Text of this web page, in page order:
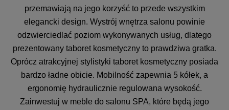
przemawiają na jego korzyść to przede wszystkim
elegancki design. Wystrój wnętrza salonu powinie
odzwierciedlać poziom wykonywanych usług, dlatego
prezentowany taboret kosmetyczny to prawdziwa gratka.
Oprócz atrakcyjnej stylistyki taboret kosmetyczny posiada
bardzo ładne obicie. Mobilność zapewnia 5 kółek, a
ergonomię hydraulicznie regulowana wysokość.
Zainwestuj w meble do salonu SPA, które będą jego